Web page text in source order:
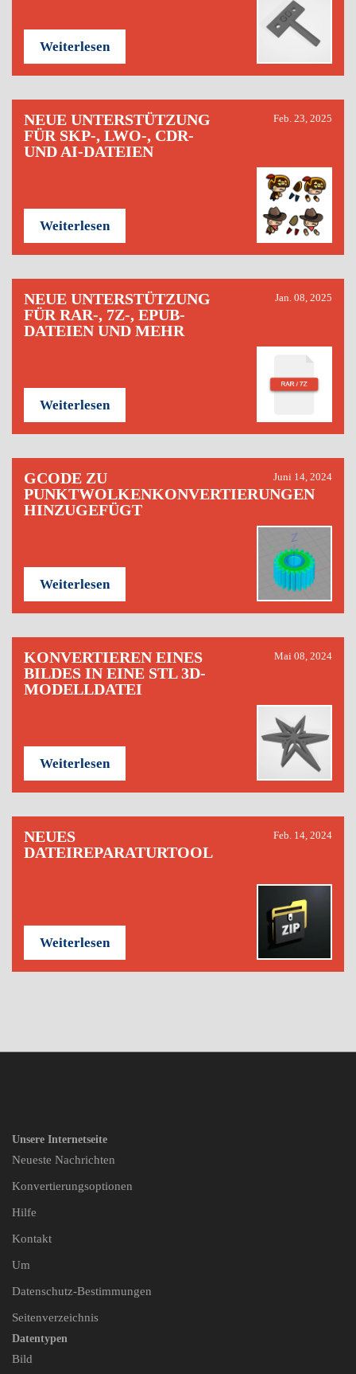
Weiterlesen
NEUE UNTERSTÜTZUNG
FÜR SKP-, LWO-, CDR-
UND AI-DATEIEN
Feb. 23, 2025
Weiterlesen
NEUE UNTERSTÜTZUNG
FÜR RAR-, 7Z-, EPUB-
DATEIEN UND MEHR
Jan. 08, 2025
Weiterlesen
GCODE ZU
PUNKTWOLKENKONVERTIERUNGEN
HINZUGEFÜGT
Juni 14, 2024
Weiterlesen
KONVERTIEREN EINES
BILDES IN EINE STL 3D-
MODELLDATEI
Mai 08, 2024
Weiterlesen
NEUES
DATEIREPARATURTOOL
Feb. 14, 2024
Weiterlesen
Unsere Internetseite
Neueste Nachrichten
Konvertierungsoptionen
Hilfe
Kontakt
Um
Datenschutz-Bestimmungen
Seitenverzeichnis
Datentypen
Bild